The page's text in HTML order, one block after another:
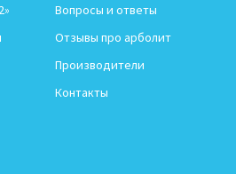
Вопросы и ответы
Отзывы про арболит
Производители
Контакты